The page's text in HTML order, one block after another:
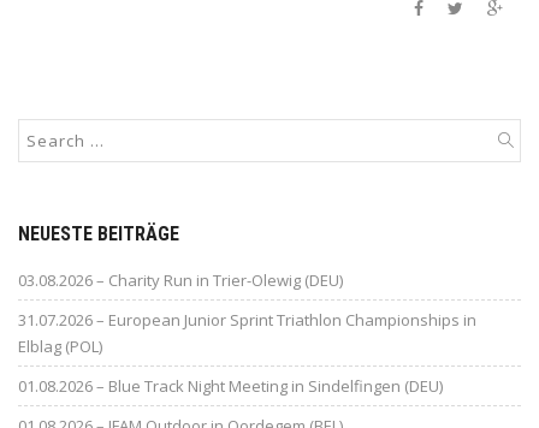
NEUESTE BEITRÄGE
03.08.2026 – Charity Run in Trier-Olewig (DEU)
31.07.2026 – European Junior Sprint Triathlon Championships in
Elblag (POL)
01.08.2026 – Blue Track Night Meeting in Sindelfingen (DEU)